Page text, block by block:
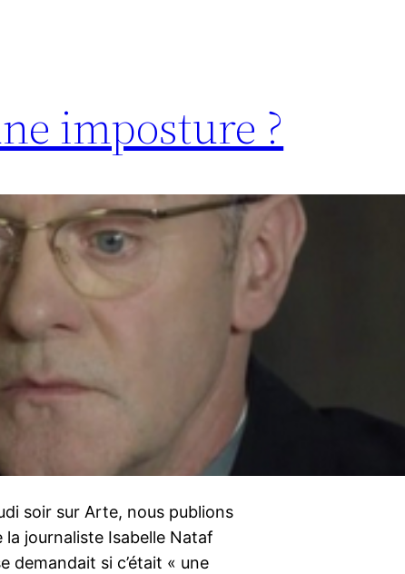
imposture ?
soir sur Arte, nous publions
journaliste Isabelle Nataf
demandait si c’était « une